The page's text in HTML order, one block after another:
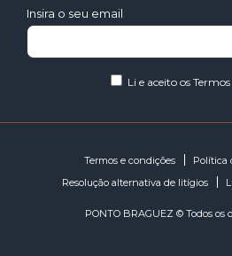
Insira o seu email
Li e aceito os
Termos e condições
Política
Resolução alternativa de litígios
PONTO BRAGUEZ © Todos os